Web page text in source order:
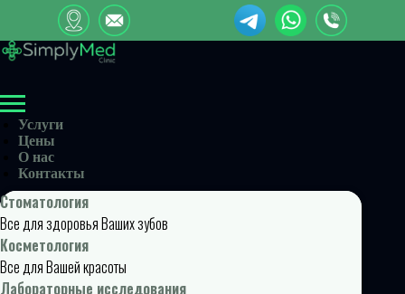
Услуги
Цены
О нас
Контакты
Стоматология
Все для здоровья Ваших зубов
Косметология
Все для Вашей красоты
Лабораторные исследования